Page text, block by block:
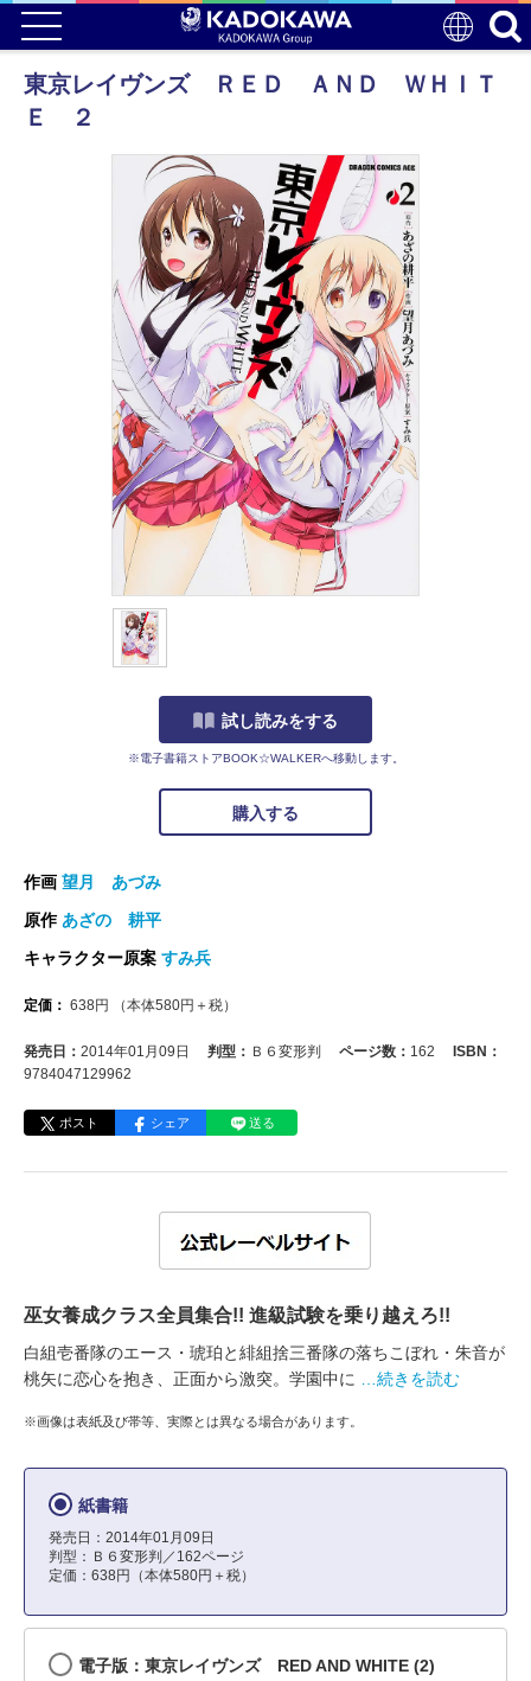
東京レイヴンズ ＲＥＤ ＡＮＤ ＷＨＩＴ
Ｅ ２
試し読みをする
※電子書籍ストアBOOK☆WALKERへ移動します。
購入する
作画 望月 あづみ
原作 あざの 耕平
キャラクター原案 すみ兵
定価： 638円 （本体580円＋税）
発売日： 2014年01月09日 判型： Ｂ６変形判 ページ数： 162
ISBN：
9784047129962
ポスト シェア 送る
巫女養成クラス全員集合!! 進級試験を乗り越えろ!!
白組壱番隊のエース・琥珀と緋組捨三番隊の落ちこぼれ・朱音が
桃矢に恋心を抱き、正面から激突。学園中に
…続きを読む
※画像は表紙及び帯等、実際とは異なる場合があります。
紙書籍
発売日：2014年01月09日
判型：Ｂ６変形判／162ページ
定価：638円（本体580円＋税）
電子版：東京レイヴンズ RED AND WHITE (2)